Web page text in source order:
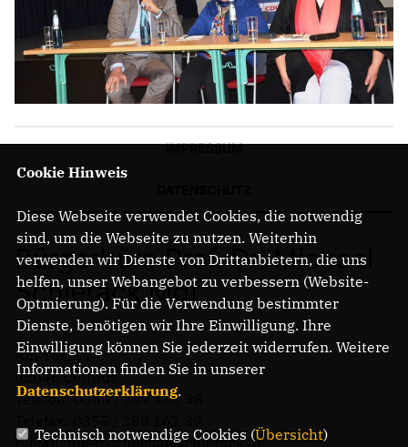
IMPRESSUM
Bürgerbüro Prof. Dr. Michael
Schierack MdL
Am Turm 14
03046 Cottbus
Telefon: 0355 / 289 162 38
E-Mail: buero@michaelschierack.de
Cookie Hinweis
Diese Webseite verwendet Cookies, die notwendig
sind, um die Webseite zu nutzen. Weiterhin
verwenden wir Dienste von Drittanbietern, die uns
helfen, unser Webangebot zu verbessern (Website-
Optmierung). Für die Verwendung bestimmter
Dienste, benötigen wir Ihre Einwilligung. Ihre
Einwilligung können Sie jederzeit widerrufen. Weitere
Informationen finden Sie in unserer
Datenschutzerklärung.
Technisch notwendige Cookies (Übersicht)